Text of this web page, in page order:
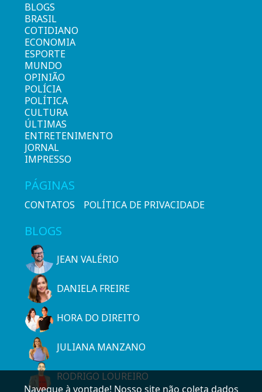
BLOGS
BRASIL
COTIDIANO
ECONOMIA
ESPORTE
MUNDO
OPINIÃO
POLÍCIA
POLÍTICA
CULTURA
ÚLTIMAS
ENTRETENIMENTO
JORNAL
IMPRESSO
PÁGINAS
CONTATOS POLÍTICA DE PRIVACIDADE
BLOGS
JEAN VALÉRIO
DANIELA FREIRE
HORA DO DIREITO
JULIANA MANZANO
RODRIGO LOUREIRO
Navegue à vontade! Nosso site não coleta dados